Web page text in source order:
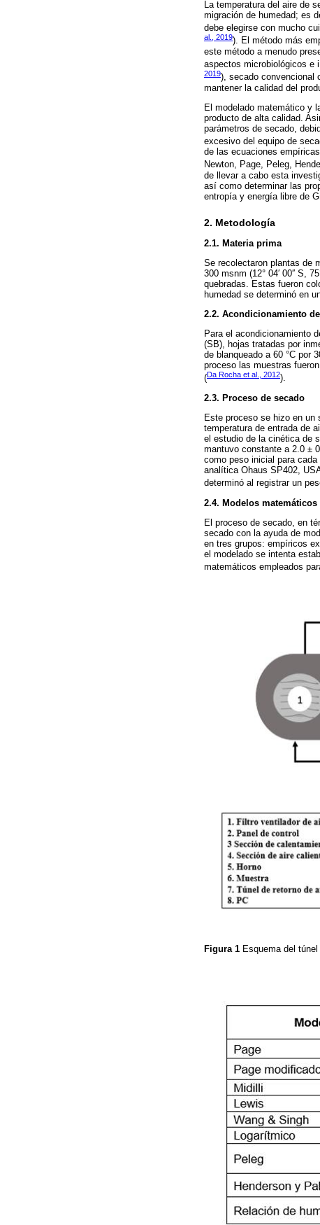
La temperatura del aire de
migración de humedad; es
debe elegirse con mucho
al., 2019). El método más
este método a menudo
aspectos microbiológicos e
2019), secado convencional
mantener la calidad del
El modelado matemático y
producto de alta calidad.
parámetros de secado,
excesivo del equipo de
de las ecuaciones
Newton, Page, Peleg,
de llevar a cabo esta
así como determinar las
entropía y energía libre de
2. Metodología
2.1. Materia prima
Se recolectaron plantas de
300 msnm (12° 04′ 00′′ S,
quebradas. Estas fueron
humedad se determinó en
2.2. Acondicionamiento
Para el acondicionamiento
(SB), hojas tratadas por
de blanqueado a 60 °C por
proceso las muestras
(Da Rocha et al., 2012).
2.3. Proceso de secado
Este proceso se hizo en un
temperatura de entrada de
el estudio de la cinética de
mantuvo constante a 2.0 ±
como peso inicial para
analítica Ohaus SP402,
determinó al registrar un
2.4. Modelos matemáticos
El proceso de secado, en
secado con la ayuda de
en tres grupos: empíricos
el modelado se intenta
matemáticos empleados
Figura 1 Esquema del